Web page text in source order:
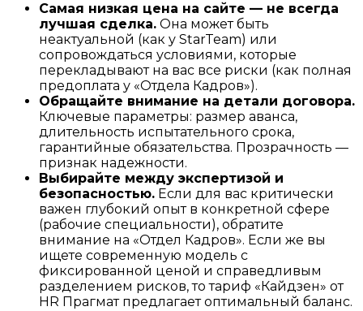
Самая низкая цена на сайте — не всегда
лучшая сделка. Она может быть
неактуальной (как у StarTeam) или
сопровождаться условиями, которые
перекладывают на вас все риски (как полная
предоплата у «Отдела Кадров»).
Обращайте внимание на детали договора.
Ключевые параметры: размер аванса,
длительность испытательного срока,
гарантийные обязательства. Прозрачность —
признак надежности.
Выбирайте между экспертизой и
безопасностью. Если для вас критически
важен глубокий опыт в конкретной сфере
(рабочие специальности), обратите
внимание на «Отдел Кадров». Если же вы
ищете современную модель с
фиксированной ценой и справедливым
разделением рисков, то тариф «Кайдзен» от
HR Прагмат предлагает оптимальный баланс.